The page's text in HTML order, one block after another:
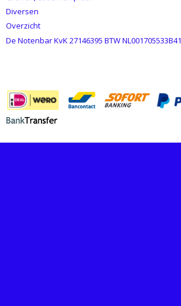
Diversen
Overzicht
De Notenbar KvK 27146395 BTW NL001705533B41